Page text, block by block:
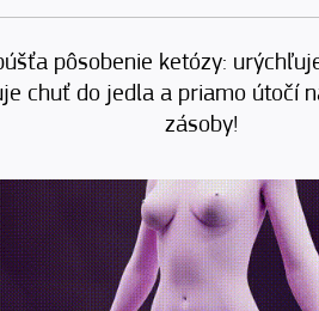
pôsobenie ketózy:
chuť do jedla a priamo útočí
zásoby!